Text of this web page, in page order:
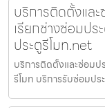
บริการติดตั้งและ
เรียกช่างซ่อมป
ประตูรีโมท.net
บริการติดตั้งและซ่อมป
รีโมท บริการรับซ่อมป